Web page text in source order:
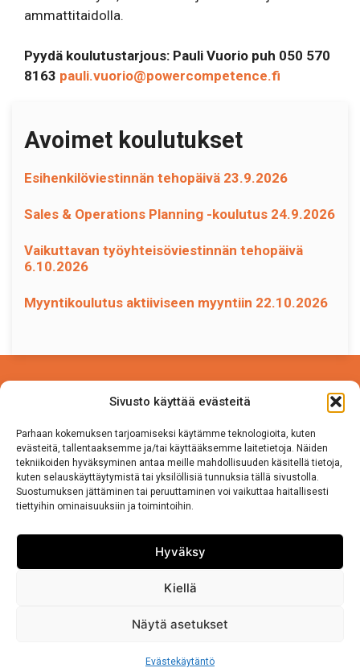
Sivusto käyttää evästeitä
Parhaan kokemuksen tarjoamiseksi käytämme teknologioita, kuten
evästeitä, tallentaaksemme ja/tai käyttääksemme laitetietoja. Näiden
tekniikoiden hyväksyminen antaa meille mahdollisuuden käsitellä tietoja,
kuten selauskäyttäytymistä tai yksilöllisiä tunnuksia tällä sivustolla.
Suostumuksen jättäminen tai peruuttaminen voi vaikuttaa haitallisesti
tiettyihin ominaisuuksiin ja toimintoihin.
Hyväksy
Kiellä
Näytä asetukset
Evästekäytäntö
ammattitaidolla.
Pyydä koulutustarjous: Pauli Vuorio puh 050 570
8163 pauli.vuorio@powercompetence.fi
Avoimet koulutukset
Esihenkilöviestinnän tehopäivä 23.9.2026
Sales & Operations Planning -koulutus 24.9.2026
Vaikuttavan työyhteisöviestinnän tehopäivä
6.10.2026
Myyntikoulutus aktiiviseen myyntiin 22.10.2026
Tehtaantie 5 A 4
14500 IITTALA
Puh. 050 570 8163
Sivuston käyttö ja Tietosuojalauseke
Power Competence Oy